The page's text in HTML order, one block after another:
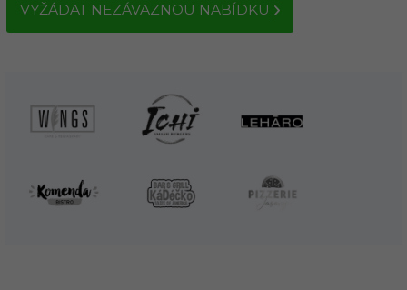
VYŽÁDAT NEZÁVAZNOU NABÍDKU